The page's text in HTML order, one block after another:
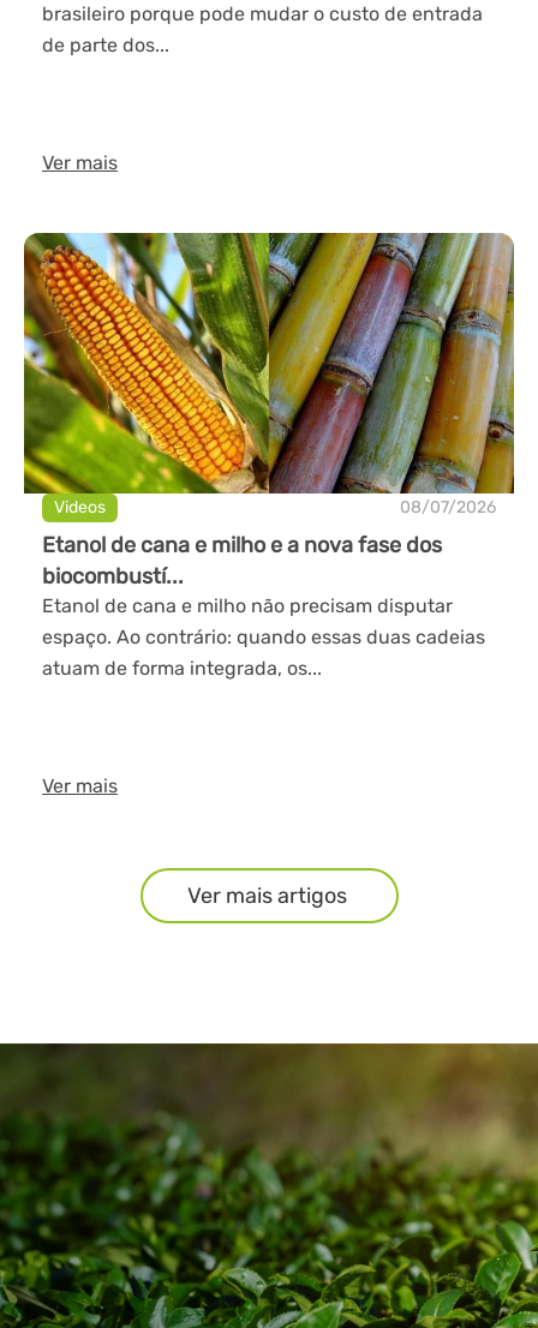
brasileiro porque pode mudar o custo de entrada
de parte dos...
Ver mais
Videos 08/07/2026
Etanol de cana e milho e a nova fase dos
biocombustí...
Etanol de cana e milho não precisam disputar
espaço. Ao contrário: quando essas duas cadeias
atuam de forma integrada, os...
Ver mais
Ver mais artigos